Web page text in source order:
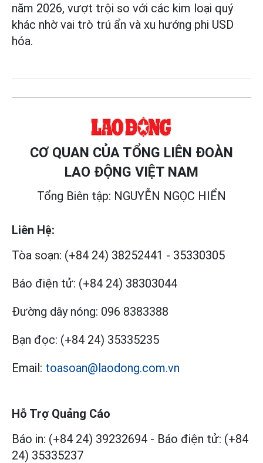
năm 2026, vượt trội so với các kim loại quý
khác nhờ vai trò trú ẩn và xu hướng phi USD
hóa.
CƠ QUAN CỦA TỔNG LIÊN ĐOÀN
LAO ĐỘNG VIỆT NAM
Tổng Biên tập: NGUYỄN NGỌC HIỂN
Liên Hệ:
Tòa soạn: (+84 24) 38252441 - 35330305
Báo điện tử: (+84 24) 38303044
Đường dây nóng: 096 8383388
Bạn đọc: (+84 24) 35335235
Email: toasoan@laodong.com.vn
Hỗ Trợ Quảng Cáo
Báo in: (+84 24) 39232694 - Báo điện tử: (+84
24) 35335237